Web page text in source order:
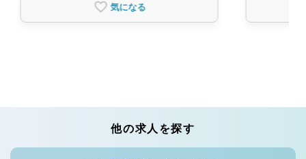
気になる
他の求人を探す